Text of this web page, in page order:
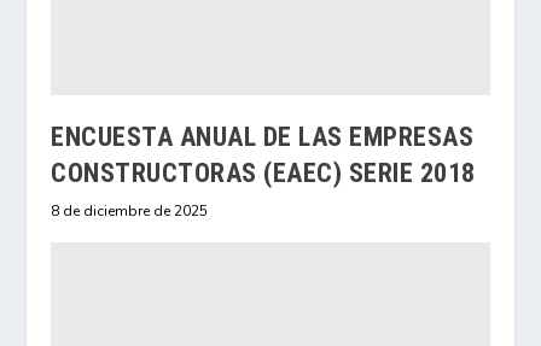
ENCUESTA ANUAL DE LAS EMPRESAS
CONSTRUCTORAS (EAEC) SERIE 2018
8 de diciembre de 2025